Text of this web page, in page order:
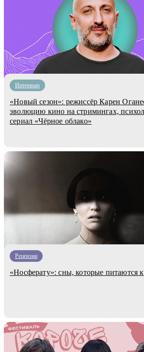
Интервью
«Новый сезон»: режиссёр Карен
эволюцию кино на стримингах,
сериал «Чёрное облако»
Рецензии
«Носферату»: сны, которые питаются